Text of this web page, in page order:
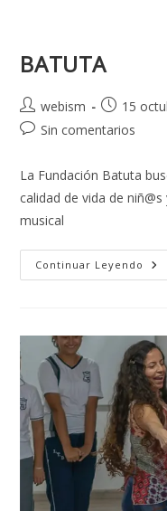
BATUTA
webism 15
Sin comentarios
La Fundación Batuta
calidad de vida de
musical
Continuar Leyendo